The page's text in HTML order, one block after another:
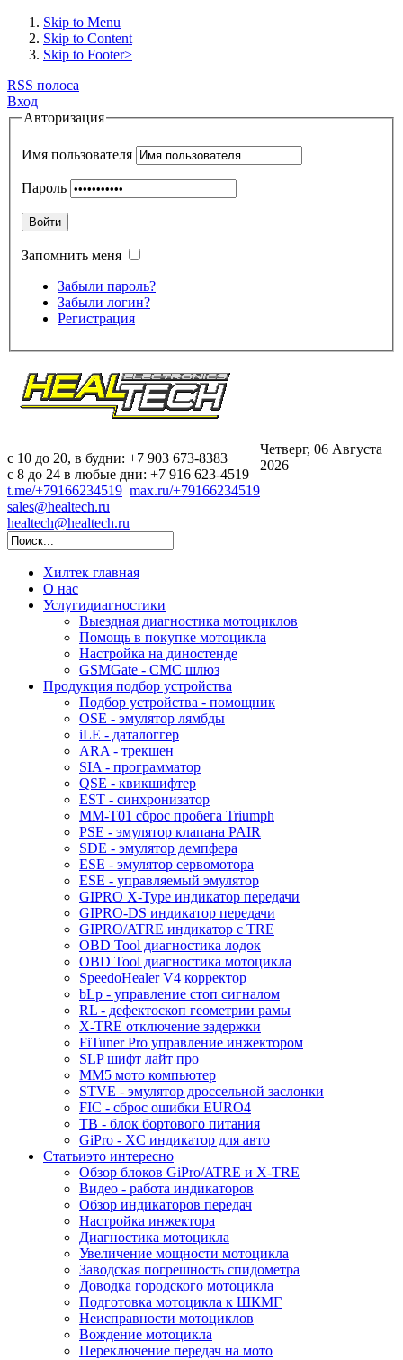
Skip to Menu
Skip to Content
Skip to Footer>
RSS полоса
Вход
Авторизация
Имя пользователя
Пароль
Войти
Запомнить меня
Забыли пароль?
Забыли логин?
Регистрация
c 10 до 20, в будни: +7 903 673-8383
с 8 до 24 в любые дни: +7 916 623-4519
t.me/+79166234519 max.ru/+79166234519
sales@healtech.ru
healtech@healtech.ru
Четверг, 06 Августа
2026
Хилтек главная
О нас
Услугидиагностики
Выездная диагностика мотоциклов
Помощь в покупке мотоцикла
Настройка на диностенде
GSMGate - СМС шлюз
Продукция подбор устройства
Подбор устройства - помощник
OSE - эмулятор лямбды
iLE - даталоггер
ARA - трекшен
SIA - программатор
QSE - квикшифтер
EST - синхронизатор
MM-T01 сброс пробега Triumph
PSE - эмулятор клапана PAIR
SDE - эмулятор демпфера
ESE - эмулятор сервомотора
ESE - управляемый эмулятор
GIPRO X-Type индикатор передачи
GIPRO-DS индикатор передачи
GIPRO/ATRE индикатор с TRE
OBD Tool диагностика лодок
OBD Tool диагностика мотоцикла
SpeedoHealer V4 корректор
bLp - управление стоп сигналом
RL - дефектоскоп геометрии рамы
X-TRE отключение задержки
FiTuner Pro управление инжектором
SLP шифт лайт про
MM5 мото компьютер
STVE - эмулятор дроссельной заслонки
FIC - сброс ошибки EURO4
TB - блок бортового питания
GiPro - XC индикатор для авто
Статьиэто интересно
Обзор блоков GiPro/ATRE и X-TRE
Видео - работа индикаторов
Обзор индикаторов передач
Настройка инжектора
Диагноcтика мотоцикла
Увеличение мощности мотоцикла
Заводская погрешность спидометра
Доводка городского мотоцикла
Подготовка мотоцикла к ШКМГ
Неисправности мотоциклов
Вождение мотоцикла
Переключение передач на мото